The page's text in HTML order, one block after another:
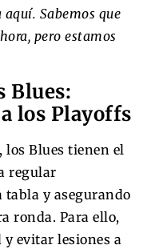
Sabemos que
pero estamos
Blues:
los Playoffs
los Blues tienen el
regular
tabla y asegurando
ronda. Para ello,
evitar lesiones a